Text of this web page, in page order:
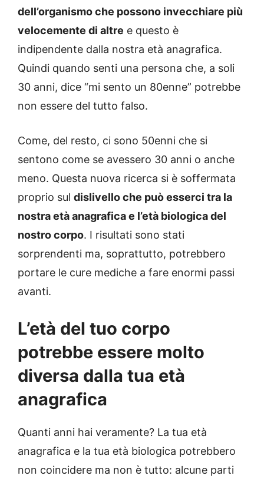
dell’organismo che possono invecchiare più
velocemente di altre e questo è
indipendente dalla nostra età anagrafica.
Quindi quando senti una persona che, a soli
30 anni, dice “mi sento un 80enne” potrebbe
non essere del tutto falso.
Come, del resto, ci sono 50enni che si
sentono come se avessero 30 anni o anche
meno. Questa nuova ricerca si è soffermata
proprio sul dislivello che può esserci tra la
nostra età anagrafica e l’età biologica del
nostro corpo. I risultati sono stati
sorprendenti ma, soprattutto, potrebbero
portare le cure mediche a fare enormi passi
avanti.
L’età del tuo corpo
potrebbe essere molto
diversa dalla tua età
anagrafica
Quanti anni hai veramente? La tua età
anagrafica e la tua età biologica potrebbero
non coincidere ma non è tutto: alcune parti